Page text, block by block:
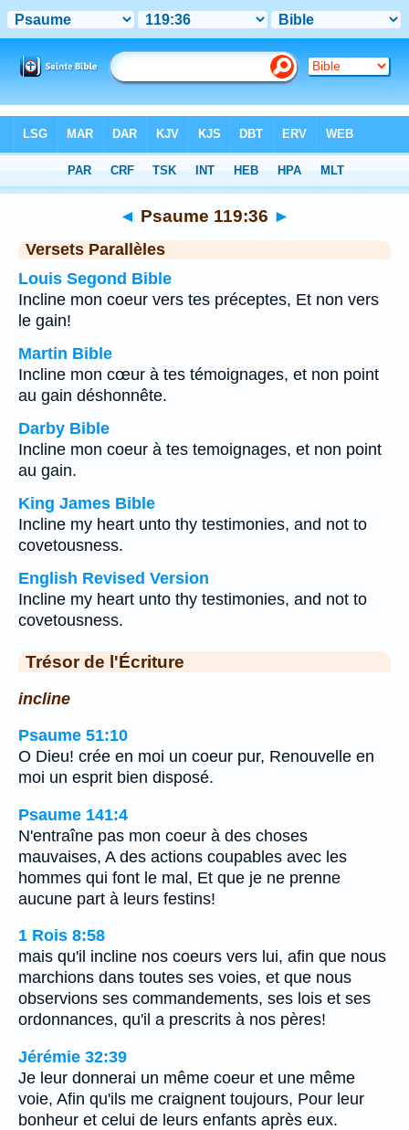
Chapitre 119 > Verset 36
◄ Psaume 119:36 ►
Versets Parallèles
Louis Segond Bible
Incline mon coeur vers tes préceptes, Et non vers
le gain!
Martin Bible
Incline mon cœur à tes témoignages, et non point
au gain déshonnête.
Darby Bible
Incline mon coeur à tes temoignages, et non point
au gain.
King James Bible
Incline my heart unto thy testimonies, and not to
covetousness.
English Revised Version
Incline my heart unto thy testimonies, and not to
covetousness.
Trésor de l'Écriture
incline
Psaume 51:10
O Dieu! crée en moi un coeur pur, Renouvelle en
moi un esprit bien disposé.
Psaume 141:4
N'entraîne pas mon coeur à des choses
mauvaises, A des actions coupables avec les
hommes qui font le mal, Et que je ne prenne
aucune part à leurs festins!
1 Rois 8:58
mais qu'il incline nos coeurs vers lui, afin que nous
marchions dans toutes ses voies, et que nous
observions ses commandements, ses lois et ses
ordonnances, qu'il a prescrits à nos pères!
Jérémie 32:39
Je leur donnerai un même coeur et une même
voie, Afin qu'ils me craignent toujours, Pour leur
bonheur et celui de leurs enfants après eux.